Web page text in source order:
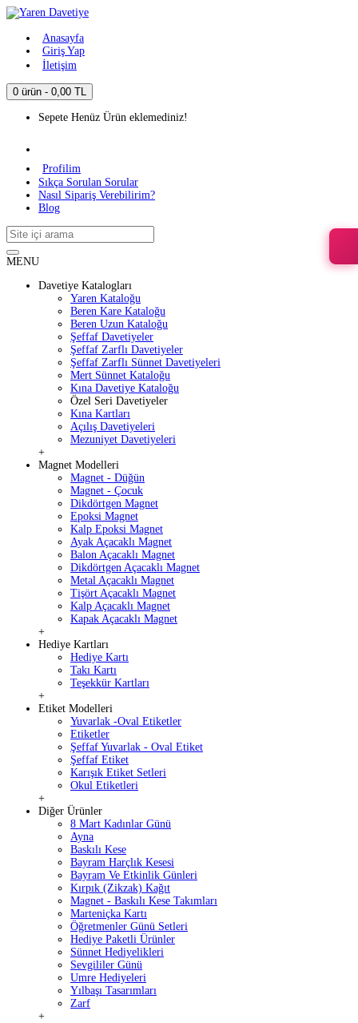
Anasayfa
Giriş Yap
İletişim
0 ürün - 0,00 TL
Sepete Henüz Ürün eklemediniz!
Profilim
Sıkça Sorulan Sorular
Nasıl Sipariş Verebilirim?
Blog
MENU
Davetiye Katalogları
Yaren Kataloğu
Beren Kare Kataloğu
Beren Uzun Kataloğu
Şeffaf Davetiyeler
Şeffaf Zarflı Davetiyeler
Şeffaf Zarflı Sünnet Davetiyeleri
Mert Sünnet Kataloğu
Kına Davetiye Kataloğu
Özel Seri Davetiyeler
Kına Kartları
Açılış Davetiyeleri
Mezuniyet Davetiyeleri
+
Magnet Modelleri
Magnet - Düğün
Magnet - Çocuk
Dikdörtgen Magnet
Epoksi Magnet
Kalp Epoksi Magnet
Ayak Açacaklı Magnet
Balon Açacaklı Magnet
Dikdörtgen Açacaklı Magnet
Metal Açacaklı Magnet
Tişört Açacaklı Magnet
Kalp Açacaklı Magnet
Kapak Açacaklı Magnet
+
Hediye Kartları
Hediye Kartı
Takı Kartı
Teşekkür Kartları
+
Etiket Modelleri
Yuvarlak -Oval Etiketler
Etiketler
Şeffaf Yuvarlak - Oval Etiket
Şeffaf Etiket
Karışık Etiket Setleri
Okul Etiketleri
+
Diğer Ürünler
8 Mart Kadınlar Günü
Ayna
Baskılı Kese
Bayram Harçlık Kesesi
Bayram Ve Etkinlik Günleri
Kırpık (Zikzak) Kağıt
Magnet - Baskılı Kese Takımları
Marteniçka Kartı
Öğretmenler Günü Setleri
Hediye Paketli Ürünler
Sünnet Hediyelikleri
Sevgililer Günü
Umre Hediyeleri
Yılbaşı Tasarımları
Zarf
+